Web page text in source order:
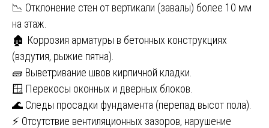
📉 Отклонение стен от вертикали (завалы) более 10 мм
на этаж.
🏚️ Коррозия арматуры в бетонных конструкциях
(вздутия, рыжие пятна).
🧱 Выветривание швов кирпичной кладки.
🪟 Перекосы оконных и дверных блоков.
🌊 Следы просадки фундамента (перепад высот пола).
⚡ Отсутствие вентиляционных зазоров, нарушение